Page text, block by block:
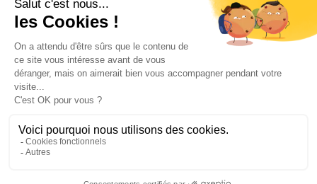
Contact
Une question, une suggestion ?
N’hésitez pas à nous contacter :
Contacter nous
Association loi 1901 d’intérêt général, à but non lucratif – Déclarée le
05 Octobre 2016 à la Préfecture de